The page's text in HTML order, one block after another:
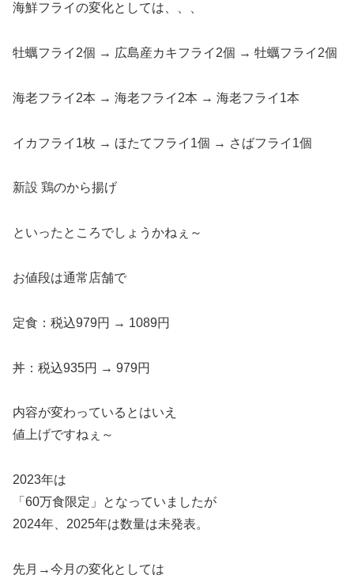
海鮮フライの変化としては、、、
牡蠣フライ2個 → 広島産カキフライ2個 → 牡蠣フライ2個
海老フライ2本 → 海老フライ2本 → 海老フライ1本
イカフライ1枚 → ほたてフライ1個 → さばフライ1個
新設 鶏のから揚げ
といったところでしょうかねぇ～
お値段は通常店舗で
定食：税込979円 → 1089円
丼：税込935円 → 979円
内容が変わっているとはいえ
値上げですねぇ～
2023年は
「60万食限定」となっていましたが
2024年、2025年は数量は未発表。
先月→今月の変化としては